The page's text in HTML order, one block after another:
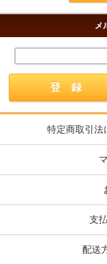
メ
特定商取引法
支
配送